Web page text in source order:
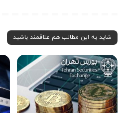
شاید به این مطالب هم علاقمند باشید